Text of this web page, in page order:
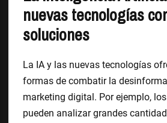
nuevas tecnologías
soluciones
La IA y las nuevas tecnologías
formas de combatir la
marketing digital. Por ejemplo,
pueden analizar grandes